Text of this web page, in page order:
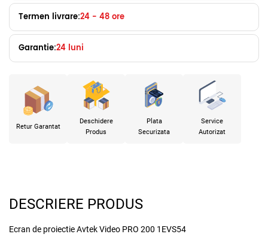
Termen livrare:24 - 48 ore
Garantie:24 luni
Retur Garantat
Deschidere
Produs
Plata
Securizata
Service
Autorizat
DESCRIERE PRODUS
Ecran de proiectie Avtek Video PRO 200 1EVS54